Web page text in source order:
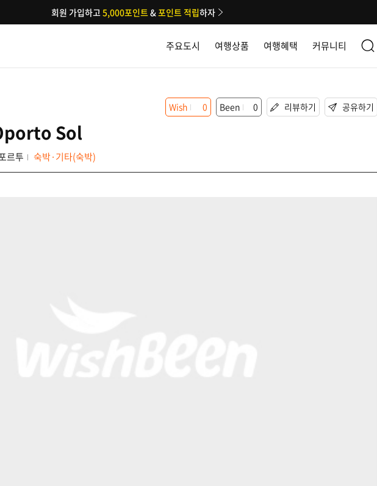
주요도시 여행상품 여행혜택 커뮤니티
회원 가입하고5,000포인트&포인트 적립하자
Sol
르투 숙박·기타(숙박)
Wish 0 Been 0 리뷰하기 공유하기